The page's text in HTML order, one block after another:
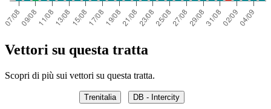
Vettori su questa tratta
Scopri di più sui vettori su questa tratta.
Trenitalia DB - Intercity